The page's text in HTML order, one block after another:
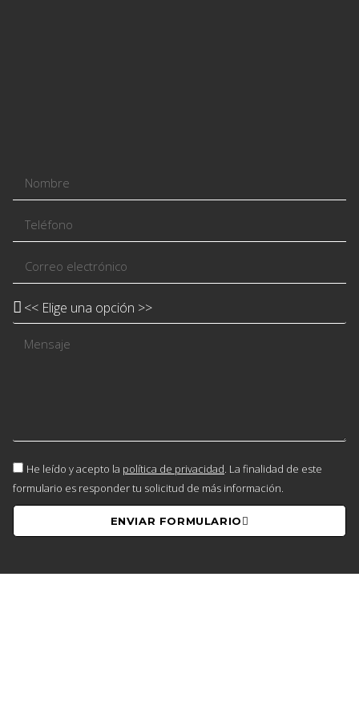
He leído y acepto la política de privacidad. La finalidad de este
formulario es responder tu solicitud de más información.
ENVIAR FORMULARIO